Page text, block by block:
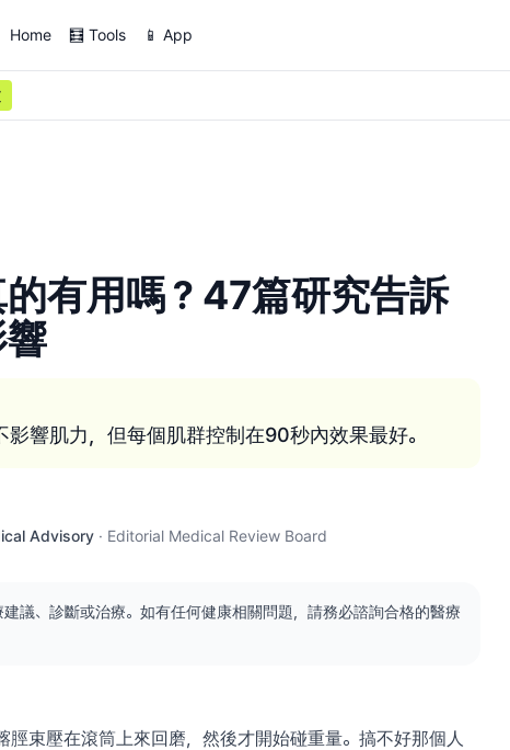
Home 🧮 Tools 📱 App
有用嗎？47篇研究告訴
響肌力，但每個肌群控制在90秒內效果最好。
Advisory · Editorial Medical Review Board
議、診斷或治療。如有任何健康相關問題，請務必諮詢合格的醫療
束壓在滾筒上來回磨，然後才開始碰重量。搞不好那個人